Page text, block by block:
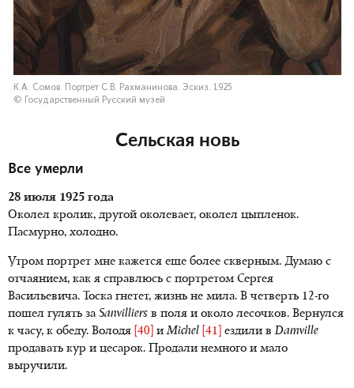
К.А. Сомов. Портрет С.В. Рахманинова. Эскиз. 1925
© Государственный Русский музей
Сельская новь
Все умерли
28 июля 1925 года
Околел кролик, другой околевает, околел цыпленок.
Пасмурно, холодно.
Утром портрет мне кажется еще более скверным. Думаю с
отчаянием, как я справлюсь с портретом Сергея
Васильевича. Тоска гнетет, жизнь не мила. В четверть 12-го
пошел гулять за Sanvilliers в поля и около лесочков. Вернулся
к часу, к обеду. Володя [40] иMichel [41] ездили вDamville
продавать кур и цесарок. Продали немного и мало
выручили.